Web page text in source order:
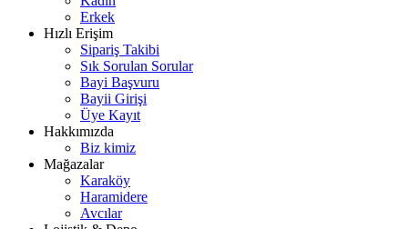
Erkek
Hızlı Erişim
Sipariş Takibi
Sık Sorulan Sorular
Bayi Başvuru
Bayii Girişi
Üye Kayıt
Hakkımızda
Biz kimiz
Mağazalar
Karaköy
Haramidere
Avcılar